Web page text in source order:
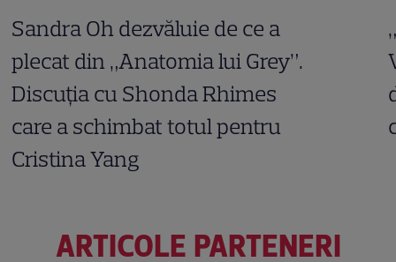
Sandra Oh dezvăluie de ce a
plecat din „Anatomia lui Grey”.
Discuția cu Shonda Rhimes
care a schimbat totul pentru
Cristina Yang
ARTICOLE PARTENERI